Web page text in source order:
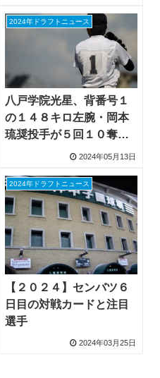
2024年ドラフトニュース
八戸学院光星、背番号１
の１４８キロ左腕・岡本
琉奨投手が５回１０奪三
2024年05月13日
2024年ドラフトニュース
【２０２４】センバツ６
日目の対戦カードと注目
選手
2024年03月25日